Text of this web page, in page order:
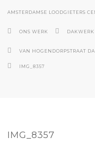
AMSTERDAMSE LOODGIETERS
ONS WERK DAKWERK
VAN HOGENDORPSTRAAT
IMG_8357
IMG_8357